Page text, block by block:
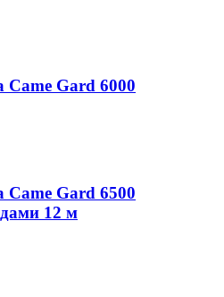
Gard 6000
Gard 6500
12 м